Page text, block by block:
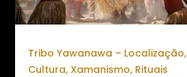
Tribo Yawanawa –
Cultura, Xamanismo, Rituais